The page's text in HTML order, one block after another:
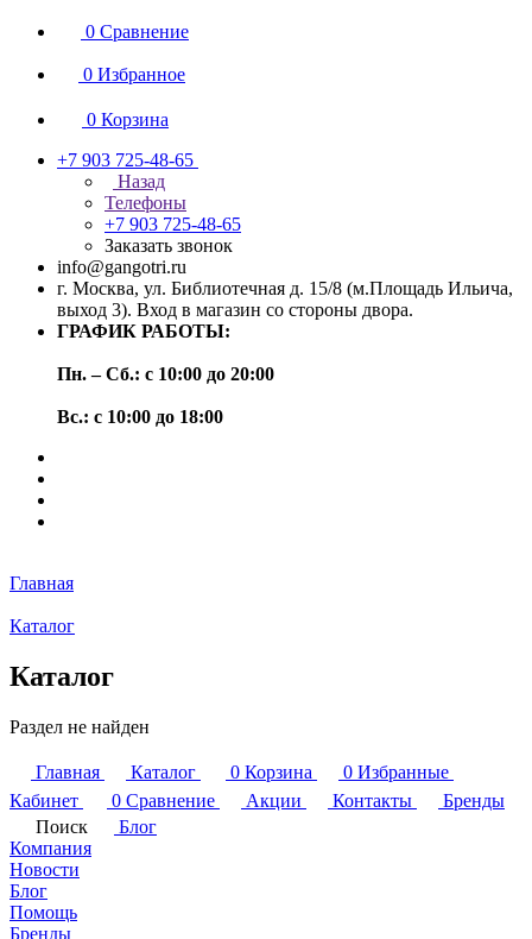
0 Сравнение
0 Избранное
0 Корзина
+7 903 725-48-65
Назад
Телефоны
+7 903 725-48-65
Заказать звонок
info@gangotri.ru
г. Москва, ул. Библиотечная д. 15/8 (м.Площадь Ильича,
выход 3). Вход в магазин со стороны двора.
ГРАФИК РАБОТЫ:
Пн. – Сб.: с 10:00 до 20:00
Вс.: с 10:00 до 18:00
Главная
Каталог
Каталог
Раздел не найден
Главная Каталог 0 Корзина 0 Избранные
Кабинет
0 Сравнение Акции Контакты
Бренды
Поиск
Блог
Компания
Новости
Блог
Помощь
Бренды